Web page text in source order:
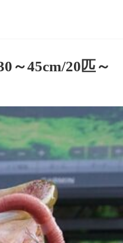
～45cm/20匹～